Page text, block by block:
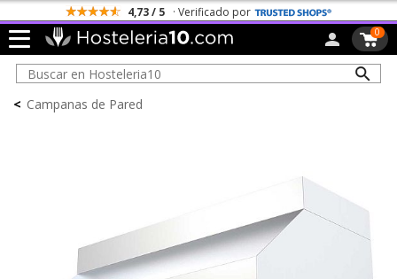
4,73 / 5 · Verificado por
0
< Campanas de Pared